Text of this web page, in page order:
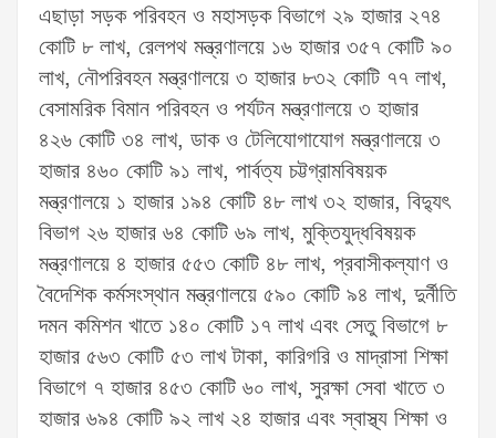
এছাড়া সড়ক পরিবহন ও মহাসড়ক বিভাগে ২৯ হাজার ২৭৪
কোটি ৮ লাখ, রেলপথ মন্ত্রণালয়ে ১৬ হাজার ৩৫৭ কোটি ৯০
লাখ, নৌপরিবহন মন্ত্রণালয়ে ৩ হাজার ৮৩২ কোটি ৭৭ লাখ,
বেসামরিক বিমান পরিবহন ও পর্যটন মন্ত্রণালয়ে ৩ হাজার
৪২৬ কোটি ৩৪ লাখ, ডাক ও টেলিযোগাযোগ মন্ত্রণালয়ে ৩
হাজার ৪৬০ কোটি ৯১ লাখ, পার্বত্য চট্টগ্রামবিষয়ক
মন্ত্রণালয়ে ১ হাজার ১৯৪ কোটি ৪৮ লাখ ৩২ হাজার, বিদ্যুৎ
বিভাগ ২৬ হাজার ৬৪ কোটি ৬৯ লাখ, মুক্তিযুদ্ধবিষয়ক
মন্ত্রণালয়ে ৪ হাজার ৫৫৩ কোটি ৪৮ লাখ, প্রবাসীকল্যাণ ও
বৈদেশিক কর্মসংস্থান মন্ত্রণালয়ে ৫৯০ কোটি ৯৪ লাখ, দুর্নীতি
দমন কমিশন খাতে ১৪০ কোটি ১৭ লাখ এবং সেতু বিভাগে ৮
হাজার ৫৬৩ কোটি ৫৩ লাখ টাকা, কারিগরি ও মাদ্রাসা শিক্ষা
বিভাগে ৭ হাজার ৪৫৩ কোটি ৬০ লাখ, সুরক্ষা সেবা খাতে ৩
হাজার ৬৯৪ কোটি ৯২ লাখ ২৪ হাজার এবং স্বাস্থ্য শিক্ষা ও